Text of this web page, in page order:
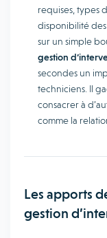
requises, types
disponibilité
sur un simple
gestion
secondes un
techniciens. Il
consacrer à
comme la
Les apports
gestion